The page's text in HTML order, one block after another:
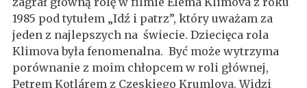
1985 pod tytułem „Idź i patrz”, który uważam za
jeden z najlepszych na świecie. Dziecięca rola
Klimova była fenomenalna. Być może wytrzyma
porównanie z moim chłopcem w roli głównej,
Petrem Kotlárem z Czeskiego Krumlova. Widzi